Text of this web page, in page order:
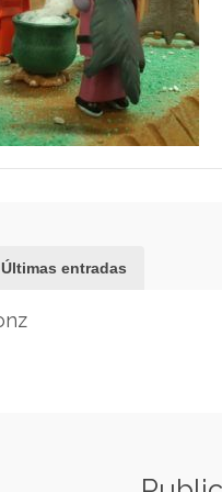
Últimas entradas